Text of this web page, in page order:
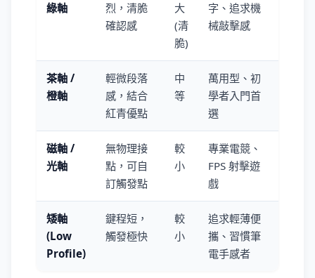
綠軸
烈，清脆
確認感
大
(清
脆)
字、追求機
械敲擊感
茶軸 /
橙軸
輕微段落
感，結合
紅青優點
中
等
萬用型、初
學者入門首
選
磁軸 /
光軸
無物理接
點，可自
訂觸發點
較
小
專業電競、
FPS 射擊遊
戲
矮軸
(Low
Profile)
鍵程短，
觸發極快
較
小
追求輕薄便
攜、習慣筆
電手感者